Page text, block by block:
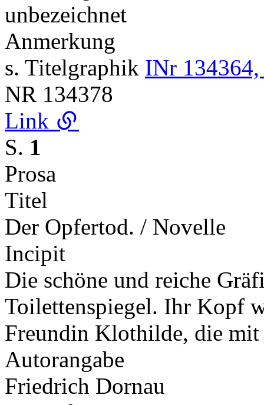
unbezeichnet
Anmerkung
s. Titelgraphik INr
NR 134378
Link
S. 1
Prosa
Titel
Der Opfertod. / Novelle
Incipit
Die schöne und reiche
Toilettenspiegel. Ihr Kopf
Freundin Klothilde, die
Autorangabe
Friedrich Dornau